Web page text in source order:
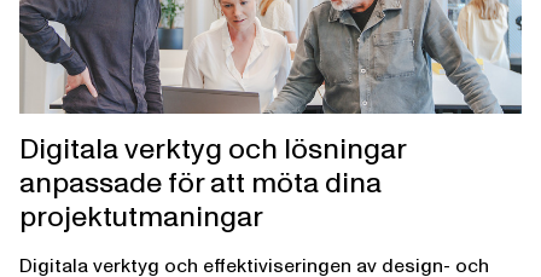
Digitala verktyg och lösningar
anpassade för att möta dina
projektutmaningar
Digitala verktyg och effektiviseringen av design- och